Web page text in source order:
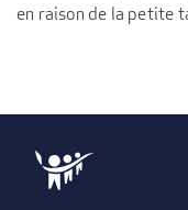
en raison de la petite